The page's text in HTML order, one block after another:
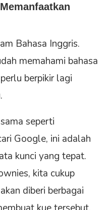
Bahasa Inggris.
memahami bahasa
berpikir lagi
seperti
Google, ini adalah
kunci yang tepat.
kita cukup
diberi berbagai